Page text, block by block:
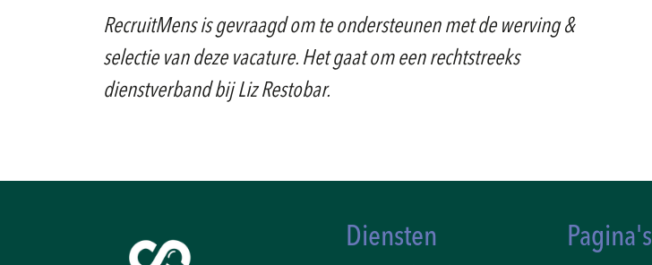
RecruitMens is gevraagd om te ondersteunen met de werving &
selectie van deze vacature. Het gaat om een rechtstreeks
dienstverband bij Liz Restobar.
Diensten Pagina's